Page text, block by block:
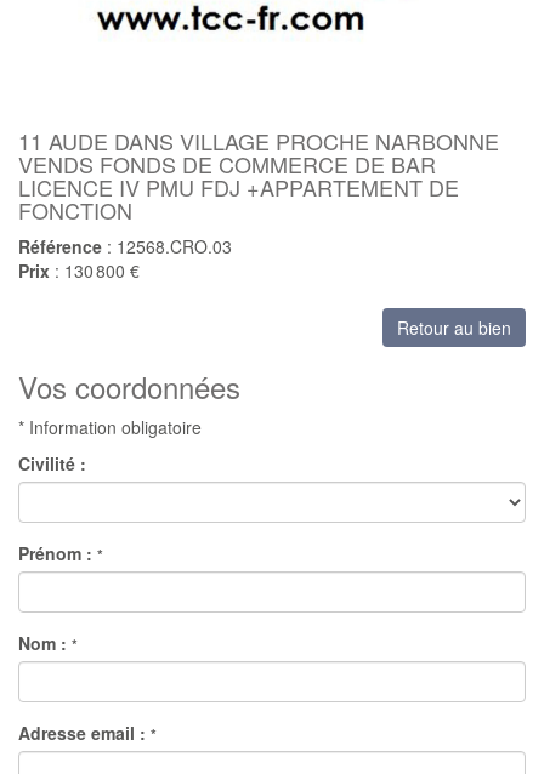
11 AUDE DANS VILLAGE PROCHE NARBONNE
VENDS FONDS DE COMMERCE DE BAR
LICENCE IV PMU FDJ +APPARTEMENT DE
FONCTION
Référence : 12568.CRO.03
Prix : 130 800 €
Retour au bien
Vos coordonnées
* Information obligatoire
Civilité :
Prénom : *
Nom : *
Adresse email : *